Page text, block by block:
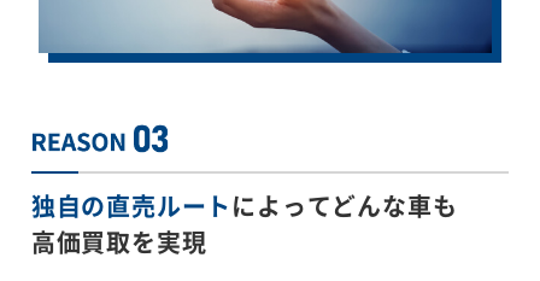
独自の直売ルートによってどんな車も
高価買取を実現